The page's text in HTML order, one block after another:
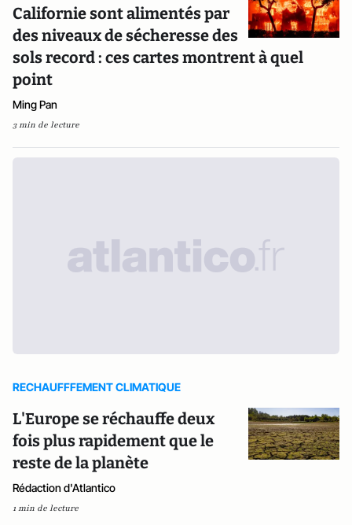
Californie sont alimentés par
des niveaux de sécheresse des
sols record : ces cartes montrent à quel
point
Ming Pan
3 min de lecture
RECHAUFFFEMENT CLIMATIQUE
L'Europe se réchauffe deux
fois plus rapidement que le
reste de la planète
Rédaction d'Atlantico
1 min de lecture